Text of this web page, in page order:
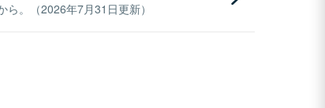
。（2026年7月31日更新）